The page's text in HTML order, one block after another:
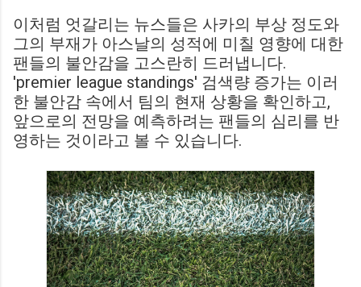
이처럼 엇갈리는 뉴스들은 사카의 부상 정도와
그의 부재가 아스날의 성적에 미칠 영향에 대한
팬들의 불안감을 고스란히 드러냅니다.
'premier league standings' 검색량 증가는 이러
한 불안감 속에서 팀의 현재 상황을 확인하고,
앞으로의 전망을 예측하려는 팬들의 심리를 반
영하는 것이라고 볼 수 있습니다.